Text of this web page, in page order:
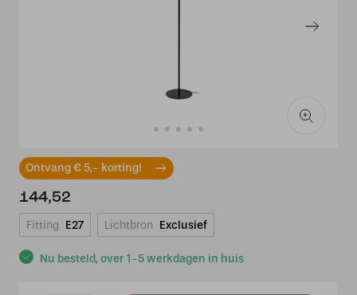
Ontvang € 5,- korting!
Nu besteld, over 1-5 werkdagen in huis
144,52
Fitting E27 Lichtbron Exclusief